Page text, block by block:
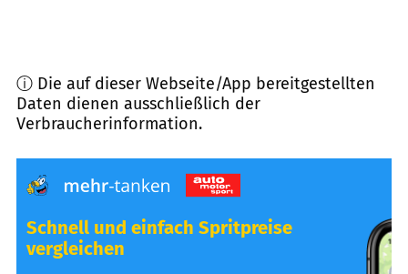
ⓘ Die auf dieser Webseite/App bereitgestellten
Daten dienen ausschließlich der
Verbraucherinformation.
Schnell und einfach Spritpreise
vergleichen